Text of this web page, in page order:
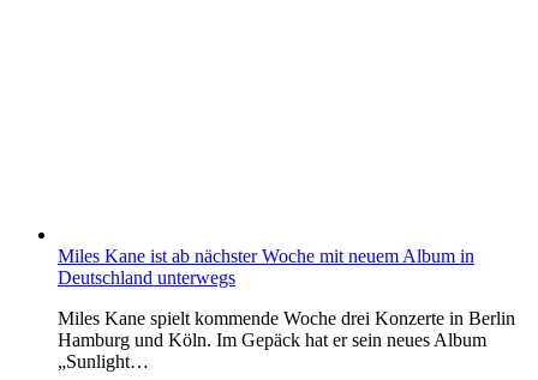
Miles Kane ist ab nächster Woche mit neuem Album in
Deutschland unterwegs
Miles Kane spielt kommende Woche drei Konzerte in Berlin
Hamburg und Köln. Im Gepäck hat er sein neues Album
„Sunlight…